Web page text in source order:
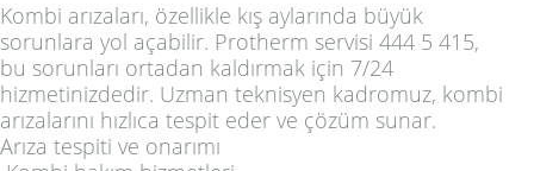
Kombi arızaları, özellikle kış aylarında büyük
sorunlara yol açabilir. Protherm servisi 444 5 415,
bu sorunları ortadan kaldırmak için 7/24
hizmetinizdedir. Uzman teknisyen kadromuz, kombi
arızalarını hızlıca tespit eder ve çözüm sunar.
Arıza tespiti ve onarımı